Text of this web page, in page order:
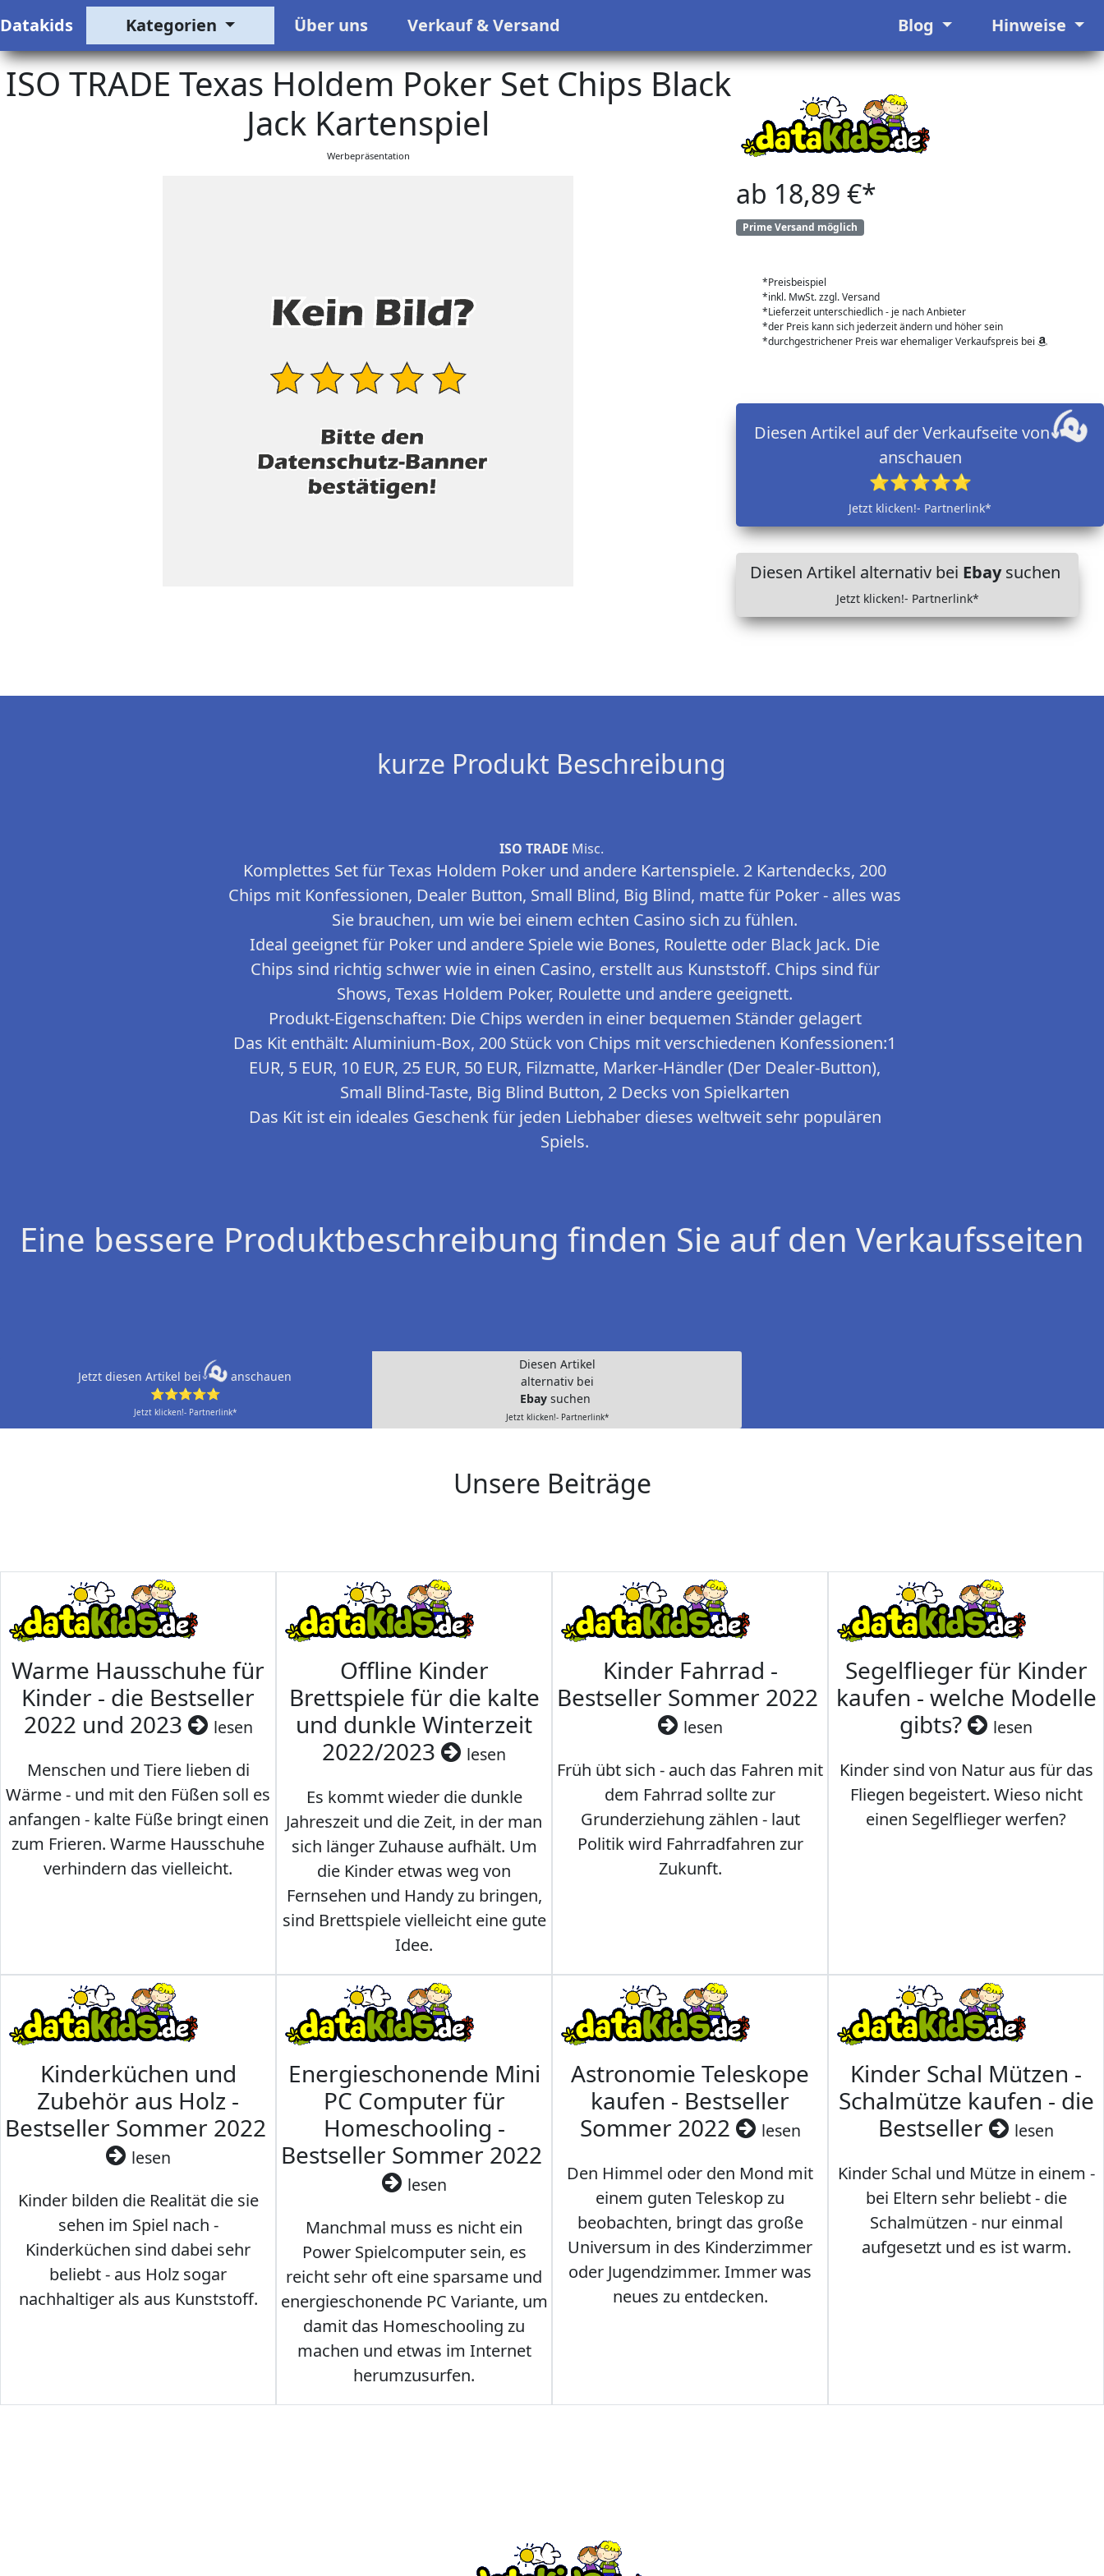
Datakids Kategorien Über uns Verkauf & Versand Blog Hinweise
ISO TRADE Texas Holdem Poker Set Chips Black
Jack Kartenspiel
Werbepräsentation
ab 18,89 €*
Prime Versand möglich
*Preisbeispiel
*inkl. MwSt. zzgl. Versand
*Lieferzeit unterschiedlich - je nach Anbieter
*der Preis kann sich jederzeit ändern und höher sein
*durchgestrichener Preis war ehemaliger Verkaufspreis bei
Diesen Artikel auf der Verkaufseite von
anschauen
⭐⭐⭐⭐⭐
Jetzt klicken!- Partnerlink*
Diesen Artikel alternativ bei Ebaysuchen
Jetzt klicken!- Partnerlink*
kurze Produkt Beschreibung
ISO TRADE Misc.
Komplettes Set für Texas Holdem Poker und andere Kartenspiele. 2 Kartendecks, 200
Chips mit Konfessionen, Dealer Button, Small Blind, Big Blind, matte für Poker - alles was
Sie brauchen, um wie bei einem echten Casino sich zu fühlen.
Ideal geeignet für Poker und andere Spiele wie Bones, Roulette oder Black Jack. Die
Chips sind richtig schwer wie in einen Casino, erstellt aus Kunststoff. Chips sind für
Shows, Texas Holdem Poker, Roulette und andere geeignett.
Produkt-Eigenschaften: Die Chips werden in einer bequemen Ständer gelagert
Das Kit enthält: Aluminium-Box, 200 Stück von Chips mit verschiedenen Konfessionen:1
EUR, 5 EUR, 10 EUR, 25 EUR, 50 EUR, Filzmatte, Marker-Händler (Der Dealer-Button),
Small Blind-Taste, Big Blind Button, 2 Decks von Spielkarten
Das Kit ist ein ideales Geschenk für jeden Liebhaber dieses weltweit sehr populären
Spiels.
Eine bessere Produktbeschreibung finden Sie auf den Verkaufsseiten
Jetzt diesen Artikel bei
anschauen
⭐⭐⭐⭐⭐
Jetzt klicken!- Partnerlink*
Diesen Artikel
alternativ bei
Ebay suchen
Jetzt klicken!- Partnerlink*
Unsere Beiträge
Warme Hausschuhe für
Kinder - die Bestseller
2022 und 2023
lesen
Menschen und Tiere lieben di
Wärme - und mit den Füßen soll es
anfangen - kalte Füße bringt einen
zum Frieren. Warme Hausschuhe
verhindern das vielleicht.
Offline Kinder
Brettspiele für die kalte
und dunkle Winterzeit
2022/2023
lesen
Es kommt wieder die dunkle
Jahreszeit und die Zeit, in der man
sich länger Zuhause aufhält. Um
die Kinder etwas weg von
Fernsehen und Handy zu bringen,
sind Brettspiele vielleicht eine gute
Idee.
Kinder Fahrrad -
Bestseller Sommer 2022
lesen
Früh übt sich - auch das Fahren mit
dem Fahrrad sollte zur
Grunderziehung zählen - laut
Politik wird Fahrradfahren zur
Zukunft.
Segelflieger für Kinder
kaufen - welche Modelle
gibts?
lesen
Kinder sind von Natur aus für das
Fliegen begeistert. Wieso nicht
einen Segelflieger werfen?
Kinderküchen und
Zubehör aus Holz -
Bestseller Sommer 2022
lesen
Kinder bilden die Realität die sie
sehen im Spiel nach -
Kinderküchen sind dabei sehr
beliebt - aus Holz sogar
nachhaltiger als aus Kunststoff.
Energieschonende Mini
PC Computer für
Homeschooling -
Bestseller Sommer 2022
lesen
Manchmal muss es nicht ein
Power Spielcomputer sein, es
reicht sehr oft eine sparsame und
energieschonende PC Variante, um
damit das Homeschooling zu
machen und etwas im Internet
herumzusurfen.
Astronomie Teleskope
kaufen - Bestseller
Sommer 2022
lesen
Den Himmel oder den Mond mit
einem guten Teleskop zu
beobachten, bringt das große
Universum in des Kinderzimmer
oder Jugendzimmer. Immer was
neues zu entdecken.
Kinder Schal Mützen -
Schalmütze kaufen - die
Bestseller
lesen
Kinder Schal und Mütze in einem -
bei Eltern sehr beliebt - die
Schalmützen - nur einmal
aufgesetzt und es ist warm.